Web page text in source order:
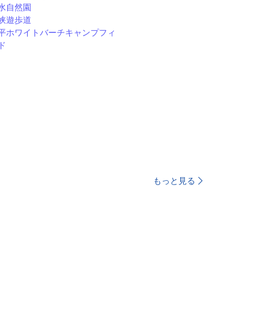
自然園
遊歩道
ホワイトバーチキャンプフィ
もっと見る